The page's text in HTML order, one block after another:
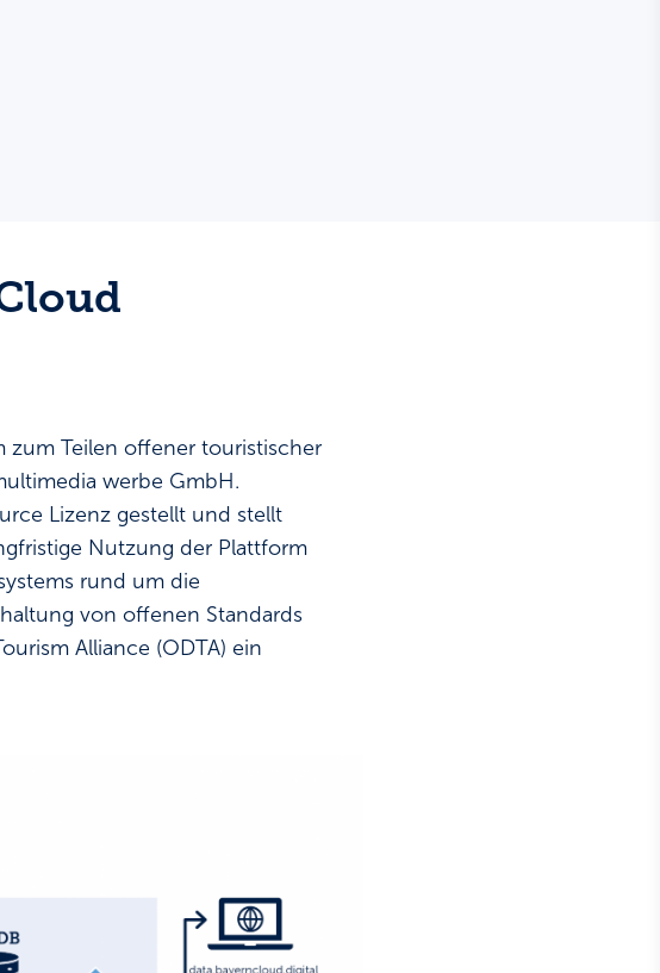
zum Teilen offener touristischer
werbe GmbH.
Lizenz gestellt und stellt
Nutzung der Plattform
rund um die
von offenen Standards
Alliance (ODTA) ein